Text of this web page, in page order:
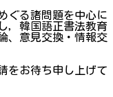
ぐる諸問題を中心に
，韓国語正書法教育
、意見交換・情報交
をお待ち申し上げて